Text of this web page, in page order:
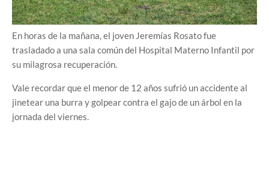
En horas de la mañana, el joven Jeremías Rosato fue
trasladado a una sala común del Hospital Materno Infantil por
su milagrosa recuperación.
Vale recordar que el menor de 12 años sufrió un accidente al
jinetear una burra y golpear contra el gajo de un árbol en la
jornada del viernes.